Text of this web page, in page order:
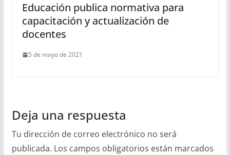
Educación publica normativa para
capacitación y actualización de
docentes
5 de mayo de 2021
Deja una respuesta
Tu dirección de correo electrónico no será
publicada. Los campos obligatorios están marcados